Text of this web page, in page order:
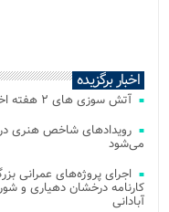
اخبار برگزیده
آتش‌ سوزی‌ های ۲ هفته اخیر میانکاله عمدی بود
می‌شود
اجرای پروژه‌های عمرانی
کارنامه درخشان دهیاری و
آبادانی